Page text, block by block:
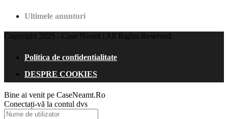
Ultimele anunturi
Copyright 2025 - Case Neamt | All Rights Reserved.
Politica de confidentialitate
DESPRE COOKIES
Bine ai venit pe CaseNeamt.Ro
Conectați-vă la contul dvs